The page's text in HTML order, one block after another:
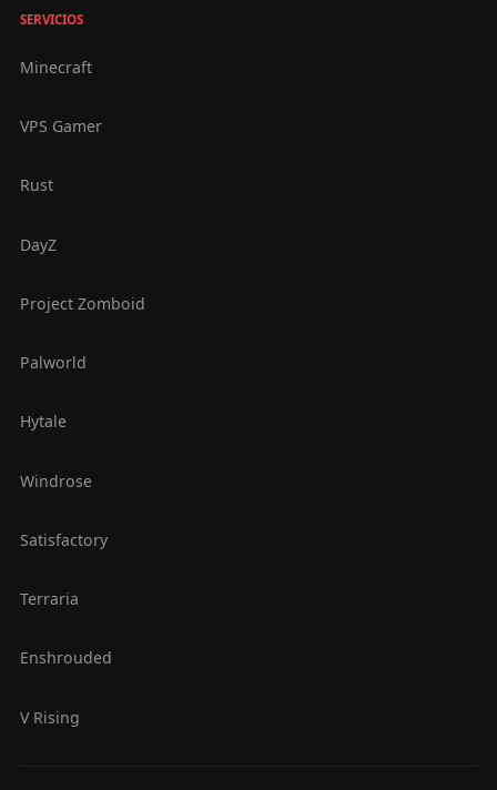
SERVICIOS
Minecraft
VPS Gamer
Rust
DayZ
Project Zomboid
Palworld
Hytale
Windrose
Satisfactory
Terraria
Enshrouded
V Rising